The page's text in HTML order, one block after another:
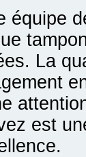
équipe
La
est